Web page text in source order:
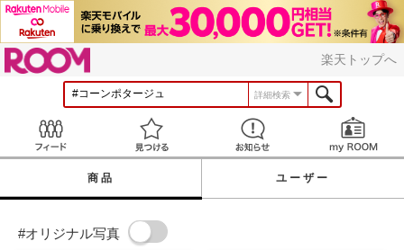
楽天トップへ
詳細検索
見つける お知らせ
商品 ユーザー
#オリジナル写真